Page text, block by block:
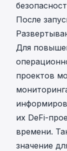
После
Для
проектов
их DeFi-
времени.
значение